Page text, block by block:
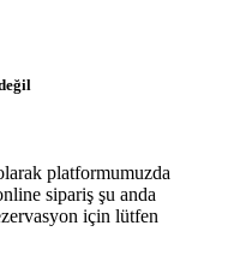
platformumuzda
sipariş şu anda
için lütfen